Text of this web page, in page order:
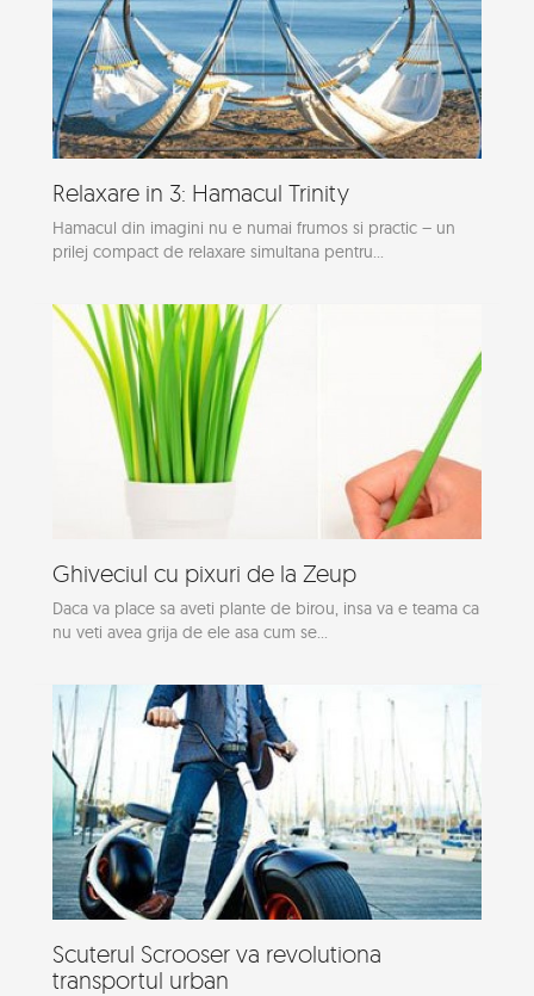
Relaxare in 3: Hamacul Trinity
Hamacul din imagini nu e numai frumos si practic – un
prilej compact de relaxare simultana pentru...
Ghiveciul cu pixuri de la Zeup
Daca va place sa aveti plante de birou, insa va e teama ca
nu veti avea grija de ele asa cum se...
Scuterul Scrooser va revolutiona
transportul urban